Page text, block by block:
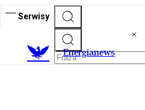
Serwisy
Energianews